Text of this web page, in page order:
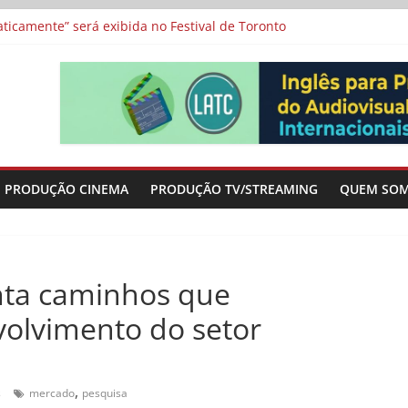
“Os Feiticeiros Inocentes” e filme-tributo de Wajda a
será exibida no Festival de Toronto
e divide prêmio principal entre “Manas” e “O Agente Secreto”
metragens sobre envelhecimento criados a partir de histórias
PRODUÇÃO CINEMA PRODUÇÃO TV/STREAMING QUEM
caminhos que
do setor
mercado, pesquisa